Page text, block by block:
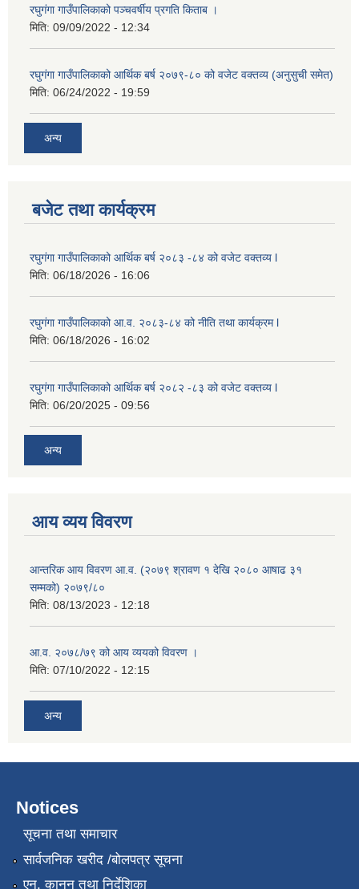
रघुगंगा गाउँपालिकाको पञ्चवर्षीय प्रगति किताब ।
मिति: 09/09/2022 - 12:34
रघुगंगा गाउँपालिकाको आर्थिक बर्ष २०७९-८० को वजेट वक्तव्य (अनुसुची समेत)
मिति: 06/24/2022 - 19:59
अन्य
बजेट तथा कार्यक्रम
रघुगंगा गाउँपालिकाको आर्थिक बर्ष २०८३ -८४ को वजेट वक्तव्य l
मिति: 06/18/2026 - 16:06
रघुगंगा गाउँपालिकाको आ.व. २०८३-८४ को नीति तथा कार्यक्रम l
मिति: 06/18/2026 - 16:02
रघुगंगा गाउँपालिकाको आर्थिक बर्ष २०८२ -८३ को वजेट वक्तव्य l
मिति: 06/20/2025 - 09:56
अन्य
आय व्यय विवरण
आन्तरिक आय विवरण आ.व. (२०७९ श्रावण १ देखि २०८० आषाढ ३१
सम्मको) २०७९/८०
मिति: 08/13/2023 - 12:18
आ.व. २०७८/७९ को आय व्ययको विवरण ।
मिति: 07/10/2022 - 12:15
अन्य
Notices
सूचना तथा समाचार
सार्वजनिक खरीद /बोलपत्र सूचना
एन, कानुन तथा निर्देशिका